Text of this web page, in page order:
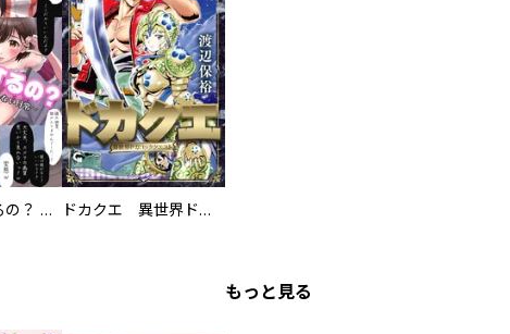
え、ここでするの？ アイドルのファンが知らない日常 ドカクエ 異世界ドカコッククエスト
もっと見る